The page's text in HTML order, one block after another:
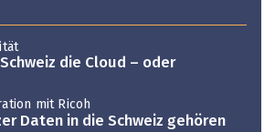
die Cloud – oder
mit Ricoh
Daten in die Schweiz gehören